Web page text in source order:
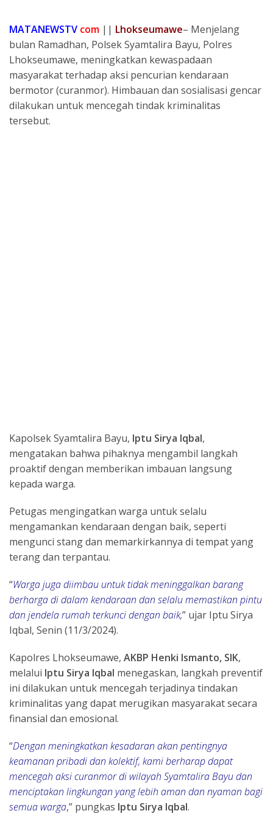
b
o
o
k
l s
A
p
p
a
d
s
gr
a
m
e
MATANEWSTV com || Lhokseumawe– Menjelang
bulan Ramadhan, Polsek Syamtalira Bayu, Polres
Lhokseumawe, meningkatkan kewaspadaan
masyarakat terhadap aksi pencurian kendaraan
bermotor (curanmor). Himbauan dan sosialisasi gencar
dilakukan untuk mencegah tindak kriminalitas
tersebut.
Kapolsek Syamtalira Bayu, Iptu Sirya Iqbal,
mengatakan bahwa pihaknya mengambil langkah
proaktif dengan memberikan imbauan langsung
kepada warga.
Petugas mengingatkan warga untuk selalu
mengamankan kendaraan dengan baik, seperti
mengunci stang dan memarkirkannya di tempat yang
terang dan terpantau.
“Warga juga diimbau untuk tidak meninggalkan barang
berharga di dalam kendaraan dan selalu memastikan pintu
dan jendela rumah terkunci dengan baik,” ujar Iptu Sirya
Iqbal, Senin (11/3/2024).
Kapolres Lhokseumawe, AKBP Henki Ismanto, SIK,
melalui Iptu Sirya Iqbal menegaskan, langkah preventif
ini dilakukan untuk mencegah terjadinya tindakan
kriminalitas yang dapat merugikan masyarakat secara
finansial dan emosional.
“Dengan meningkatkan kesadaran akan pentingnya
keamanan pribadi dan kolektif, kami berharap dapat
mencegah aksi curanmor di wilayah Syamtalira Bayu dan
menciptakan lingkungan yang lebih aman dan nyaman bagi
semua warga,” pungkas Iptu Sirya Iqbal.